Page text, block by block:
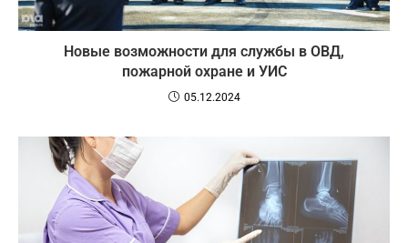
Новые возможности для службы в ОВД,
пожарной охране и УИС
05.12.2024